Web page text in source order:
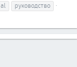
руководство